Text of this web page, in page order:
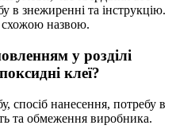
в знежиренні та інструкцію.
назвою.
у розділі
клеї?
спосіб нанесення, потребу в
та обмеження виробника.